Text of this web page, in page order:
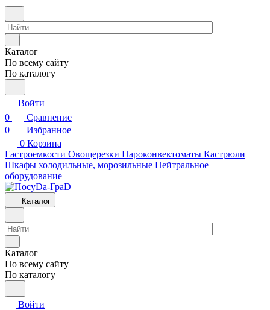
Каталог
По всему сайту
По каталогу
Войти
0
Сравнение
0
Избранное
0 Корзина
Гастроемкости Овощерезки Пароконвектоматы Кастрюли
Шкафы холодильные, морозильные Нейтральное
оборудование
Каталог
Каталог
По всему сайту
По каталогу
Войти